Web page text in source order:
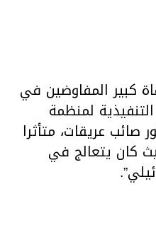
كبير المفاوضين في
لمنظمة
صائب عريقات، متأثرا
كان يتعالج في